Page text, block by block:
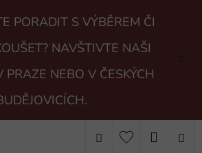
PORADIT S VÝBĚREM ČI
NAVŠTIVTE NAŠI
PRAZE NEBO V ČESKÝCH
Hledat